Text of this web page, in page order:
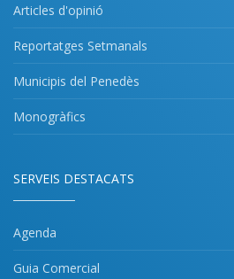
Articles d'opinió
Reportatges Setmanals
Municipis del Penedès
Monogràfics
SERVEIS DESTACATS
Agenda
Guia Comercial